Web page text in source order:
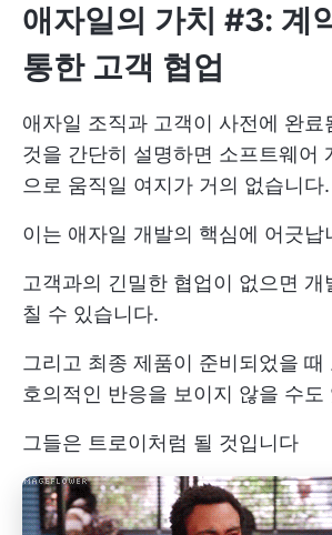
애자일의 가치 #3: 계
통한 고객 협업
애자일 조직과 고객이 사전에 완료
것을 간단히 설명하면 소프트웨어
으로 움직일 여지가 거의 없습니다.
이는 애자일 개발의 핵심에 어긋납
고객과의 긴밀한 협업이 없으면 개
칠 수 있습니다.
그리고 최종 제품이 준비되었을 때
호의적인 반응을 보이지 않을 수도
그들은 트로이처럼 될 것입니다